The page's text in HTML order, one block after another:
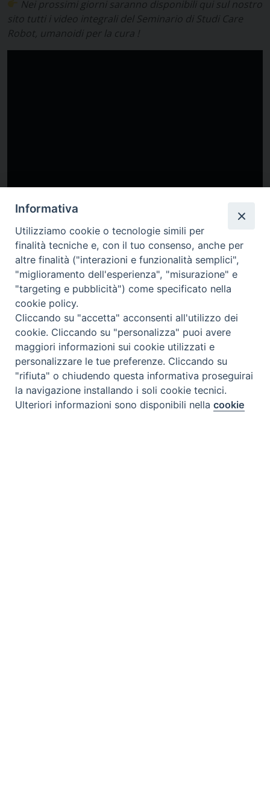
Nei prossimi giorni saranno disponibili qui sul nostro
sito tutti i video integrali del Seminario di Studi Care
Robot, umanoidi per la cura !
Preferenze Cookie
Informativa
Utilizziamo cookie o tecnologie simili per
finalità tecniche e, con il tuo consenso, anche per
altre finalità ("interazioni e funzionalità semplici",
"miglioramento dell'esperienza", "misurazione" e
"targeting e pubblicità") come specificato nella
cookie policy.
Cliccando su "accetta" acconsenti all'utilizzo dei
cookie. Cliccando su "personalizza" puoi avere
maggiori informazioni sui cookie utilizzati e
personalizzare le tue preferenze. Cliccando su
"rifiuta" o chiudendo questa informativa proseguirai
la navigazione installando i soli cookie tecnici.
Ulteriori informazioni sono disponibili nellacookie